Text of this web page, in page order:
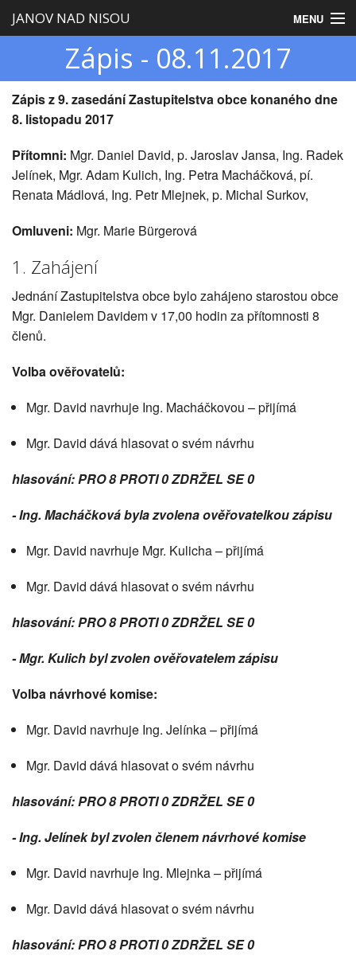
JANOV NAD NISOU MENU
Zastupitelstvo
Obec
Turistika
Zápis - 08.11.2017
Zápis z 9. zasedání Zastupitelstva obce konaného dne
8. listopadu 2017
Přítomni: Mgr. Daniel David, p. Jaroslav Jansa, Ing. Radek
Jelínek, Mgr. Adam Kulich, Ing. Petra Macháčková, pí.
Renata Mádlová, Ing. Petr Mlejnek, p. Michal Surkov,
Omluveni: Mgr. Marie Bürgerová
1. Zahájení
Jednání Zastupitelstva obce bylo zahájeno starostou obce
Mgr. Danielem Davidem v 17,00 hodin za přítomnosti 8
členů.
Volba ověřovatelů:
Mgr. David navrhuje Ing. Macháčkovou – přijímá
Mgr. David dává hlasovat o svém návrhu
hlasování: PRO 8 PROTI 0 ZDRŽEL SE 0
- Ing. Macháčková byla zvolena ověřovatelkou zápisu
Mgr. David navrhuje Mgr. Kulicha – přijímá
Mgr. David dává hlasovat o svém návrhu
hlasování: PRO 8 PROTI 0 ZDRŽEL SE 0
- Mgr. Kulich byl zvolen ověřovatelem zápisu
Volba návrhové komise:
Mgr. David navrhuje Ing. Jelínka – přijímá
Mgr. David dává hlasovat o svém návrhu
hlasování: PRO 8 PROTI 0 ZDRŽEL SE 0
- Ing. Jelínek byl zvolen členem návrhové komise
Mgr. David navrhuje Ing. Mlejnka – přijímá
Mgr. David dává hlasovat o svém návrhu
hlasování: PRO 8 PROTI 0 ZDRŽEL SE 0